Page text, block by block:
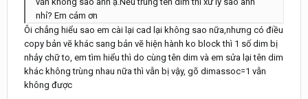
nhỉ? Em cảm ơn
Ôi chẳng hiểu sao em cài lại cad lại không sao nữa,nhưng có điều
copy bản vẽ khác sang bản vẽ hiện hành ko block thì 1 số dim bị
nhảy chữ to, em tìm hiểu thì do cùng tên dim và em sửa lại tên dim
khác không trùng nhau nữa thì vẫn bị vậy, gõ dimassoc=1 vẫn
không được